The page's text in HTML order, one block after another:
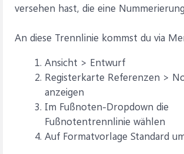
versehen hast, die eine
An diese Trennlinie kommst du via
Ansicht > Entwurf
Registerkarte Referenzen >
anzeigen
Im Fußnoten-Dropdown die
Fußnotentrennlinie wählen
Auf Formatvorlage Standard